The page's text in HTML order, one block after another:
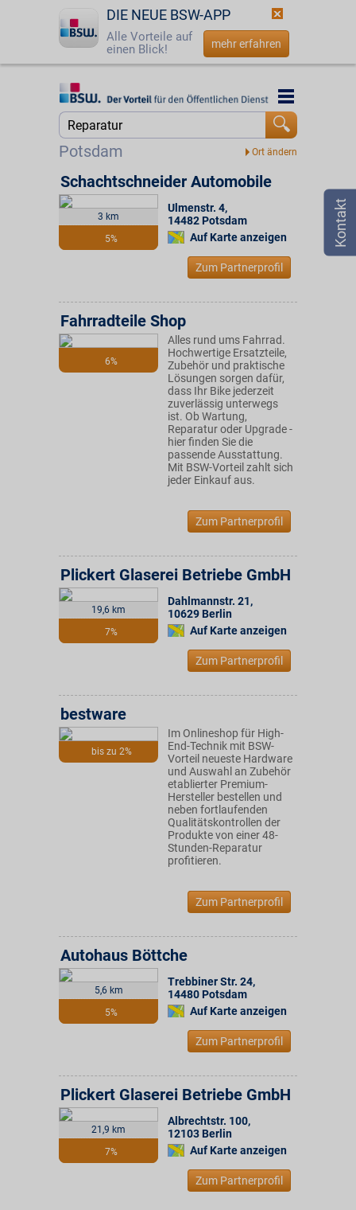
DIE NEUE BSW-APP
Alle Vorteile auf
einen Blick!
mehr erfahren
Startseite
Jetzt BSW-Mitglied werden
Login
☎ 0800 - 279 25 82
Potsdam
Startseite
3 km
5%
Schachtschneider Automobile
Ulmenstr. 4,
14482 Potsdam
Auf Karte anzeigen
Zum Partnerprofil
6%
Fahrradteile Shop
Alles rund ums Fahrrad.
Hochwertige Ersatzteile,
Zubehör und praktische
Lösungen sorgen dafür,
dass Ihr Bike jederzeit
zuverlässig unterwegs
ist. Ob Wartung,
Reparatur oder Upgrade -
hier finden Sie die
passende Ausstattung.
Mit BSW-Vorteil zahlt sich
jeder Einkauf aus.
Zum Partnerprofil
19,6 km
7%
Plickert Glaserei Betriebe GmbH
Dahlmannstr. 21,
10629 Berlin
Auf Karte anzeigen
Zum Partnerprofil
bis zu 2%
bestware
Im Onlineshop für High-
End-Technik mit BSW-
Vorteil neueste Hardware
und Auswahl an Zubehör
etablierter Premium-
Hersteller bestellen und
neben fortlaufenden
Qualitätskontrollen der
Produkte von einer 48-
Stunden-Reparatur
profitieren.
Zum Partnerprofil
5,6 km
5%
Autohaus Böttche
Trebbiner Str. 24,
14480 Potsdam
Auf Karte anzeigen
Zum Partnerprofil
21,9 km
7%
Plickert Glaserei Betriebe GmbH
Albrechtstr. 100,
12103 Berlin
Auf Karte anzeigen
Zum Partnerprofil